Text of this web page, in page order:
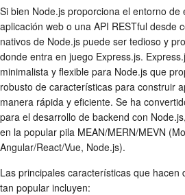
Si bien Node.js proporciona el entorno de
aplicación web o una API RESTful desde
nativos de Node.js puede ser tedioso y
donde entra en juego Express.js.
minimalista y flexible para Node.js que
robusto de características para construir
manera rápida y eficiente. Se ha
para el desarrollo de backend con
en la popular pila MEAN/MERN/MEVN
Angular/React/Vue, Node.js).
Las principales características que hacen
tan popular incluyen: